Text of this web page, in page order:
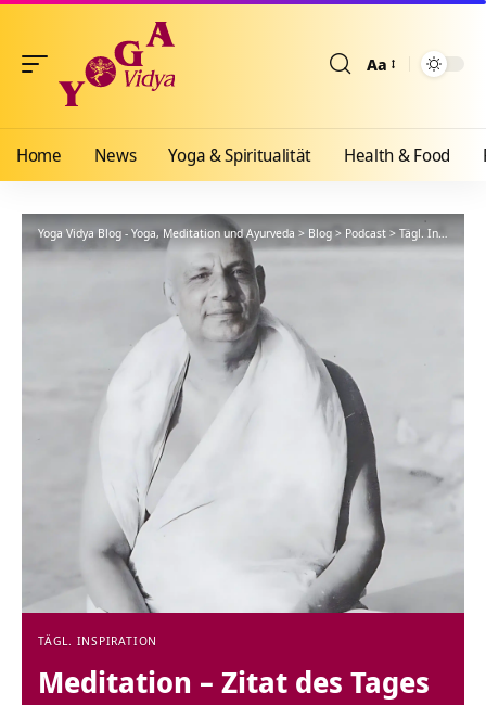
Aa
Home News Yoga & Spiritualität Health & Food
Yoga Vidya Blog - Yoga, Meditation und Ayurveda > Blog > Podcast > Tägl. Inspiration
TÄGL. INSPIRATION
Meditation – Zitat des Tages